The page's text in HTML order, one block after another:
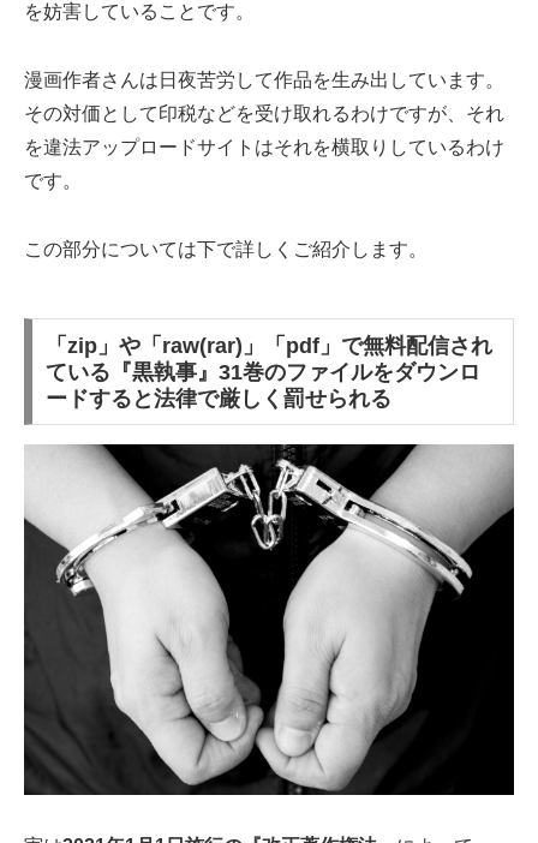
を妨害していることです。
漫画作者さんは日夜苦労して作品を生み出しています。
その対価として印税などを受け取れるわけですが、それ
を違法アップロードサイトはそれを横取りしているわけ
です。
この部分については下で詳しくご紹介します。
「zip」や「raw(rar)」「pdf」で無料配信され
ている『黒執事』31巻のファイルをダウンロ
ードすると法律で厳しく罰せられる